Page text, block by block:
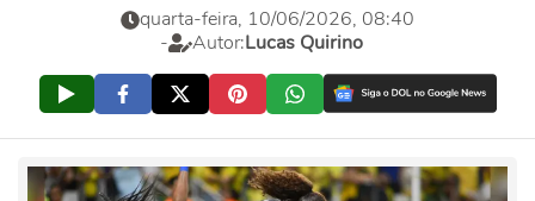
quarta-feira, 10/06/2026, 08:40
-
Autor:Lucas Quirino